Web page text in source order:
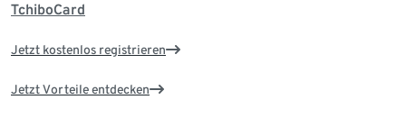
TchiboCard
Jetzt kostenlos registrieren
Jetzt Vorteile entdecken